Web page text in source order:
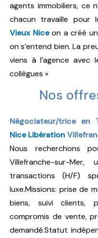
agents immobiliers, ce
chacun travaille pour
Vieux Niceon a créé
on s’entend bien. La
viens à l’agence avec
collègues »
Nos
Négociateur/trice en
Nice Libération
Nous recherchons
Villefranche-sur-
transactions (H/F)
luxe.Missions: prise de
biens, suivi clients,
compromis de vente,
demandé.Statut